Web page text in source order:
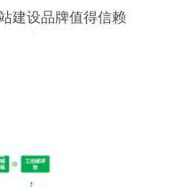
建设品牌值得信赖